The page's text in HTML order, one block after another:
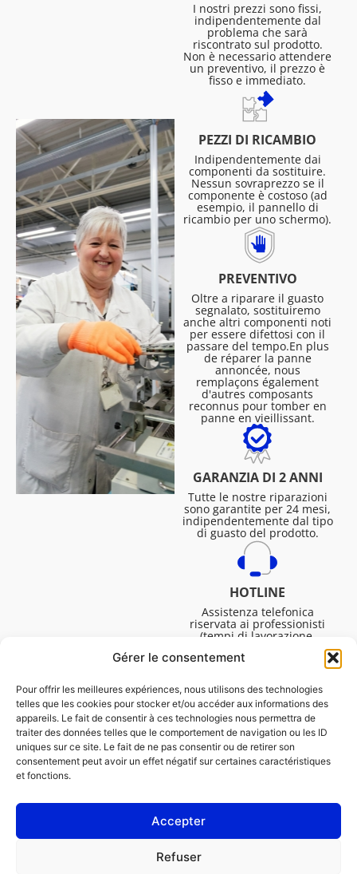
Gérer le consentement
Pour offrir les meilleures expériences, nous utilisons des technologies
telles que les cookies pour stocker et/ou accéder aux informations des
appareils. Le fait de consentir à ces technologies nous permettra de
traiter des données telles que le comportement de navigation ou les ID
uniques sur ce site. Le fait de ne pas consentir ou de retirer son
consentement peut avoir un effet négatif sur certaines caractéristiques
et fonctions.
Accepter
Refuser
I nostri prezzi sono fissi,
indipendentemente dal
problema che sarà
riscontrato sul prodotto.
Non è necessario attendere
un preventivo, il prezzo è
fisso e immediato.
PEZZI DI RICAMBIO
Indipendentemente dai
componenti da sostituire.
Nessun sovraprezzo se il
componente è costoso (ad
esempio, il pannello di
ricambio per uno schermo).
PREVENTIVO
Oltre a riparare il guasto
segnalato, sostituiremo
anche altri componenti noti
per essere difettosi con il
passare del tempo.En plus
de réparer la panne
annoncée, nous
remplaçons également
d'autres composants
reconnus pour tomber en
panne en vieillissant.
GARANZIA DI 2 ANNI
Tutte le nostre riparazioni
sono garantite per 24 mesi,
indipendentemente dal tipo
di guasto del prodotto.
HOTLINE
Assistenza telefonica
riservata ai professionisti
(tempi di lavorazione,
Dal lunedì al venerdì dalle